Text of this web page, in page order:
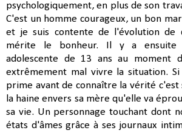
psychologiquement, en plus de son
C'est un homme courageux, un bon
et je suis contente de l'évolution de
mérite le bonheur. Il y a
adolescente de 13 ans au moment
extrêmement mal vivre la situation.
prime avant de connaître la vérité
la haine envers sa mère qu'elle va
sa vie. Un personnage touchant dont
états d'âmes grâce à ses journaux